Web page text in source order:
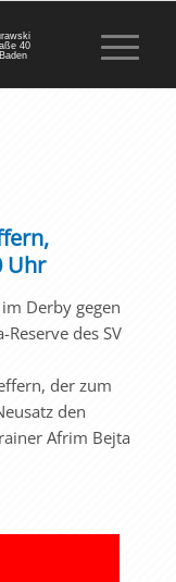
40
Uhr
Derby gegen
des SV
der zum
den
Afrim Bejta